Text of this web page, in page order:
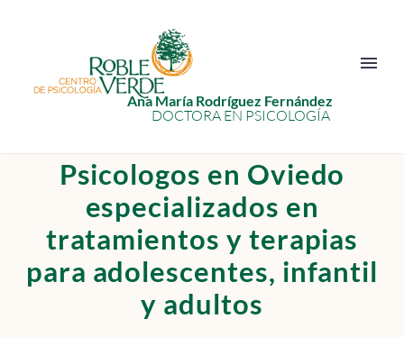
Ana María Rodríguez Fernández
DOCTORA EN PSICOLOGÍA
Psicologos en Oviedo
especializados en
tratamientos y terapias
para adolescentes, infantil
y adultos